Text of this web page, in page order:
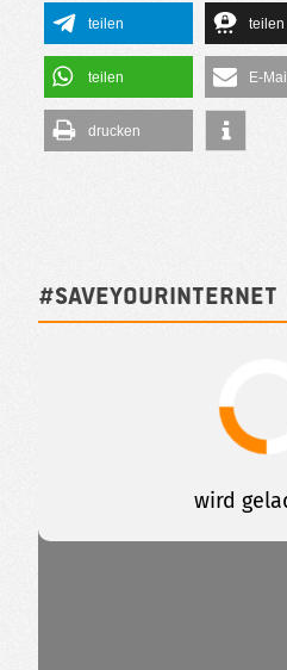
teilen teilen
teilen E-Mail
drucken
#SAVEYOURINTERNET